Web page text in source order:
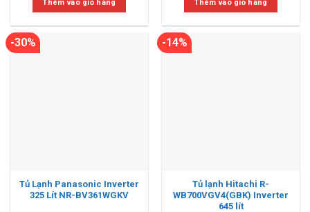
là:
12.490.000₫.
Thêm vào giỏ hàng
là:
Thêm vào giỏ hàng
-30%
Tủ Lạnh Panasonic Inverter
325 Lít NR-BV361WGKV
-14%
Tủ lạnh Hitachi R-
WB700VGV4(GBK) Inverter
645 lít